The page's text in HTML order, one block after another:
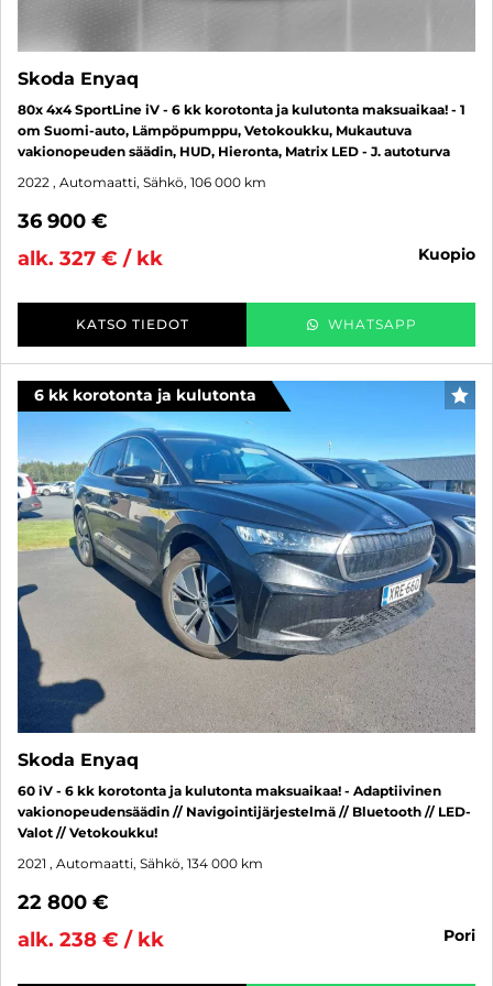
Skoda Enyaq
80x 4x4 SportLine iV - 6 kk korotonta ja kulutonta maksuaikaa! - 1
om Suomi-auto, Lämpöpumppu, Vetokoukku, Mukautuva
vakionopeuden säädin, HUD, Hieronta, Matrix LED - J. autoturva
2022 , Automaatti, Sähkö, 106 000 km
36 900 €
alk. 327 € / kk
kuopio
KATSO TIEDOT WHATSAPP
6 kk korotonta ja kulutonta
Skoda Enyaq
60 iV - 6 kk korotonta ja kulutonta maksuaikaa! - Adaptiivinen
vakionopeudensäädin // Navigointijärjestelmä // Bluetooth // LED-
Valot // Vetokoukku!
2021 , Automaatti, Sähkö, 134 000 km
22 800 €
alk. 238 € / kk
pori